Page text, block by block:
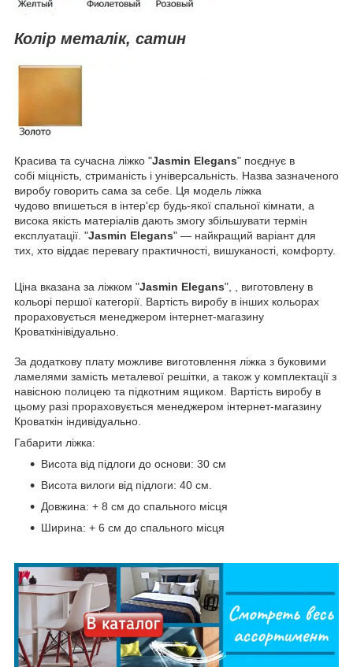
Колір металік, сатин
Красива та сучасна ліжко "Jasmin Elegans" поєднує в
собі міцність, стриманість і універсальність. Назва зазначеного
виробу говорить сама за себе. Ця модель ліжка
чудово впишеться в інтер'єр будь-якої спальної кімнати, а
висока якість матеріалів дають змогу збільшувати термін
експлуатації. "Jasmin Elegans" — найкращий варіант для
тих, хто віддає перевагу практичності, вишуканості, комфорту.
Ціна вказана за ліжком "Jasmin Elegans", , виготовлену в
кольорі першої категорії. Вартість виробу в інших кольорах
прораховується менеджером інтернет-магазину
Кроваткінівідуально.
За додаткову плату можливе виготовлення ліжка з буковими
ламелями замість металевої решітки, а також у комплектації з
навісною полицею та підкотним ящиком. Вартість виробу в
цьому разі прораховується менеджером інтернет-магазину
Кроваткін індивідуально.
Габарити ліжка:
Висота від підлоги до основи: 30 см
Висота вилоги від підлоги: 40 см.
Довжина: + 8 см до спального місця
Ширина: + 6 см до спального місця